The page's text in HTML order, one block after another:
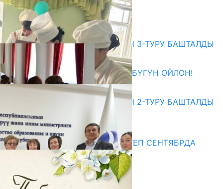
ЖОЛУГУШТУ
07.08.2026
Абитуриент
ЖОЖДОРГО КАБЫЛ АЛУУНУН 3-ТУРУ БАШТАЛДЫ
27.07.2026
ӨЗҮҢДҮН КЕЛЕЧЕГИҢ ҮЧҮН БҮГҮН ОЙЛОН!
20.07.2026
ЖОЖДОРГО КАБЫЛ АЛУУНУН 2-ТУРУ БАШТАЛДЫ
20.07.2026
Медиа
СУЗАКТА 750 ОРУНДУУ МЕКТЕП СЕНТЯБРДА
ПАЙДАЛАНУУГА БЕРИЛЕТ
07.08.2025
Улуу Жеңиштин жандуу сөзү